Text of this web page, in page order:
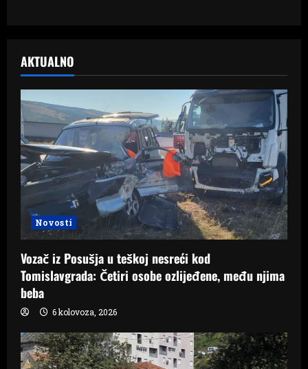
AKTUALNO
Novosti
Vozač iz Posušja u teškoj nesreći kod
Tomislavgrada: Četiri osobe ozlijeđene, među njima
beba
6 kolovoza, 2026